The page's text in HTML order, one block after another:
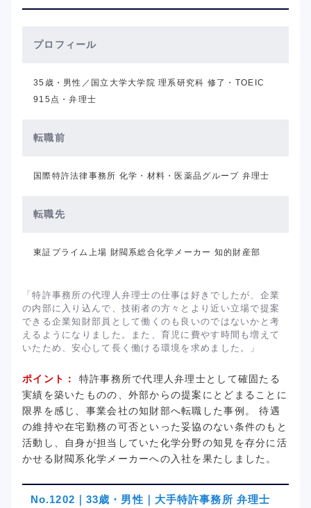
プロフィール
35歳・男性／国立大学大学院 理系研究科 修了・TOEIC
915点・弁理士
転職前
国際特許法律事務所 化学・材料・医薬品グループ 弁理士
転職先
東証プライム上場 財閥系総合化学メーカー 知的財産部
「特許事務所の代理人弁理士の仕事は好きでしたが、企業
の内部に入り込んで、技術者の方々とより近い立場で提案
できる企業知財部員として働くのも良いのではないかと考
えるようになりました。また、育児に費やす時間も増えて
いたため、安心して長く働ける環境を求めました。」
ポイント：
特許事務所で代理人弁理士として確固たる
実績を築いたものの、外部からの提案にとどまることに
限界を感じ、事業会社の知財部へ転職した事例。 待遇
の維持や在宅勤務の可否といった妥協のない条件のもと
活動し、自身が担当していた化学分野の知見を存分に活
かせる財閥系化学メーカーへの入社を果たしました。
No.1202｜33歳・男性｜大手特許事務所 弁理士